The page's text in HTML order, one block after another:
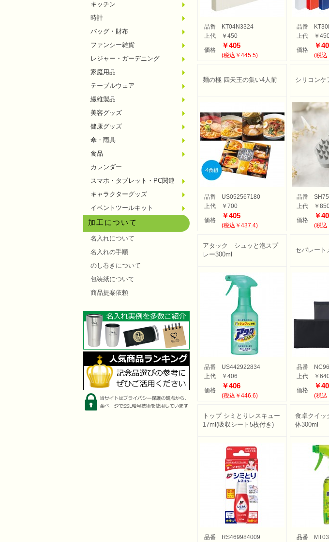
キッチン
スチーマー・鍋
はかり・スケール
時計
バッグ・財布
トートバッグ
ポーチ・巾着
エコバッグ
保温冷バッグ
レジカゴバッグ
財布
同柄シリーズ
その他
ファンシー雑貨
アニマルキャラクター
スイーツモチーフ
アクセサリー
お守・縁起物
レジャー・ガーデニング
保温冷バッグ・ケース
水筒・ボトル・タンブラー
ランチボックス
シート・クッション・チェアー
ドライブ・トラベル
ライト・ツール
ガーデニング用品
夏グッズ
家庭用品
テーブルウェア
繊維製品
美容グッズ
コスメグッズ
ミラー
ネイルケア
バスグッズ
その他
健康グッズ
体脂肪対策
マッサージ・リラックス
温湿度管理
歩数計
その他
傘・雨具
長傘
折りたたみ傘
晴雨兼用傘
レインコート・ポンチョ
その他
食品
お菓子類
ラーメン
うどん・そば
そうめん
麺類その他
お米・餅
プチギフト
カレンダー
スマホ・タブレット・PC関連
バッテリー&充電器
タッチペン
クリーナー
PC関連グッズ
スマホ関連グッズ
キャラクターグッズ
文房具
バッグ・財布
レジャー用品
テーブルウェア
繊維製品
その他
イベントツールキット
〜30人用
〜50人用
100人用〜
その他
加工について
名入れについて
名入れの手順
のし巻きについて
包装紙について
商品提案依頼
品番
KT04N3324
上代
￥450
価格
￥405
(税込￥445.5)
品番
上代
￥
価格
￥
(税込
麺の極 四天王の集い4人前
品番
US052567180
上代
￥700
価格
￥405
(税込￥437.4)
シリコンケ
品番
上代
￥
価格
￥
(税込
アタック シュッと泡スプ
レー300ml
品番
US442922834
上代
￥406
価格
￥406
(税込￥446.6)
セパレート
品番
上代
￥
価格
￥
(税込
トップ シミとりレスキュー
17ml(吸収シート5枚付き)
品番
RS469984009
食卓クイッ
体300ml
品番